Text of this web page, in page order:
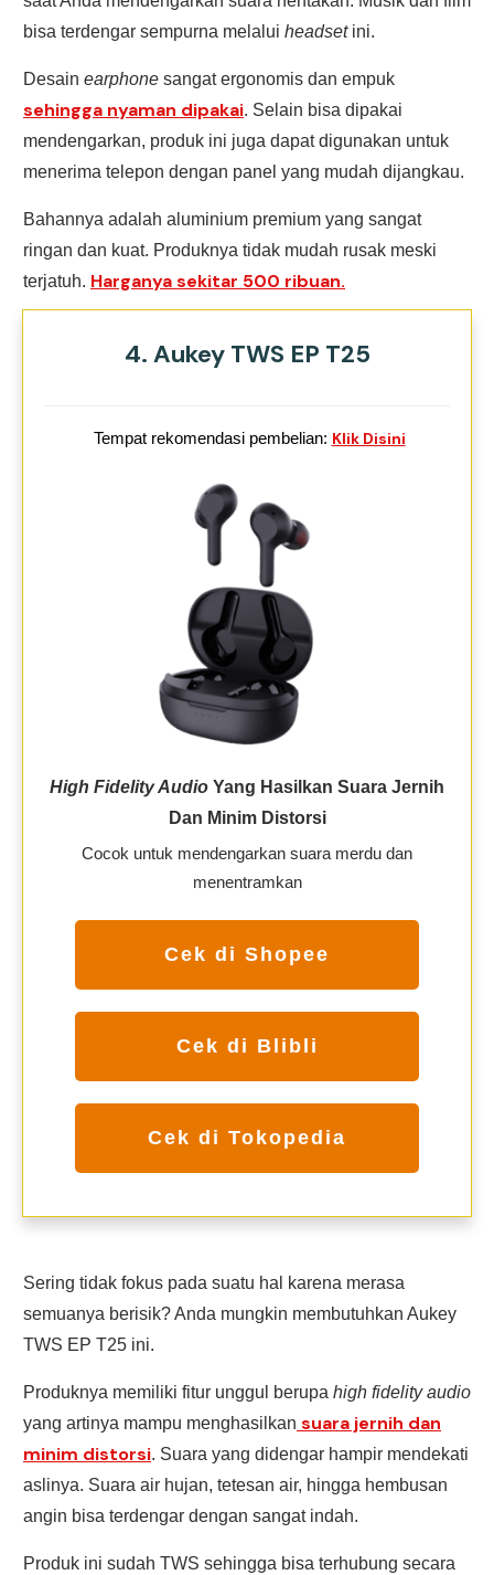
bisa terdengar sempurna melalui headsetini.
Desain earphone sangat ergonomis dan empuk
sehingga nyaman dipakai. Selain bisa dipakai
mendengarkan, produk ini juga dapat digunakan untuk
menerima telepon dengan panel yang mudah dijangkau.
Bahannya adalah aluminium premium yang sangat
ringan dan kuat. Produknya tidak mudah rusak meski
terjatuh. Harganya sekitar 500 ribuan.
4. Aukey TWS EP T25
Tempat rekomendasi pembelian: Klik Disini
High Fidelity Audio Yang Hasilkan Suara Jernih
Dan Minim Distorsi
Cocok untuk mendengarkan suara merdu dan
menentramkan
Cek di Shopee
Cek di Blibli
Cek di Tokopedia
Sering tidak fokus pada suatu hal karena merasa
semuanya berisik? Anda mungkin membutuhkan Aukey
TWS EP T25 ini.
Produknya memiliki fitur unggul berupa high fidelity audio
yang artinya mampu menghasilkan suara jernih dan
minim distorsi. Suara yang didengar hampir mendekati
aslinya. Suara air hujan, tetesan air, hingga hembusan
angin bisa terdengar dengan sangat indah.
Produk ini sudah TWS sehingga bisa terhubung secara